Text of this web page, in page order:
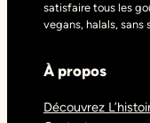
satisfaire tous les
vegans, halals, sans
À propos
Découvrez